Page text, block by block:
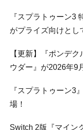
『スプラトゥーン3
がプライズ向けとし
【更新】『ポンデ
ウダー』が2026年9
『スプラトゥーン3
場！
Switch 2版『マイン